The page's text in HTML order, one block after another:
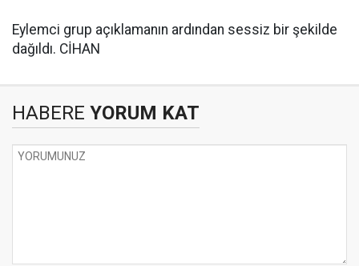
Eylemci grup açıklamanın ardından sessiz bir şekilde
dağıldı. CİHAN
HABERE YORUM KAT